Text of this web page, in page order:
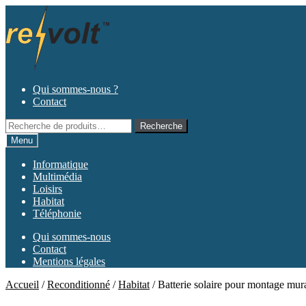
la
navigation
contenu
Qui sommes-nous ?
Contact
Recherche
pour :
Recherche
Menu
Informatique
Multimédia
Loisirs
Habitat
Téléphonie
Qui sommes-nous
Contact
Mentions légales
Accueil /Reconditionné /Habitat /Batterie solaire pour montage